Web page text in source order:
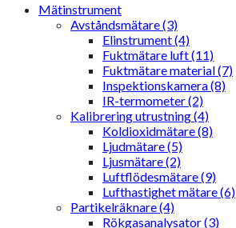
Mätinstrument
Avståndsmätare (3)
Elinstrument (4)
Fuktmätare luft (11)
Fuktmätare material (7)
Inspektionskamera (8)
IR-termometer (2)
Kalibrering utrustning (4)
Koldioxidmätare (8)
Ljudmätare (5)
Ljusmätare (2)
Luftflödesmätare (9)
Lufthastighet mätare (6)
Partikelräknare (4)
Rökgasanalysator (3)